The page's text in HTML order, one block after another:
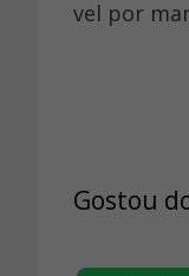
vel por
Gostou